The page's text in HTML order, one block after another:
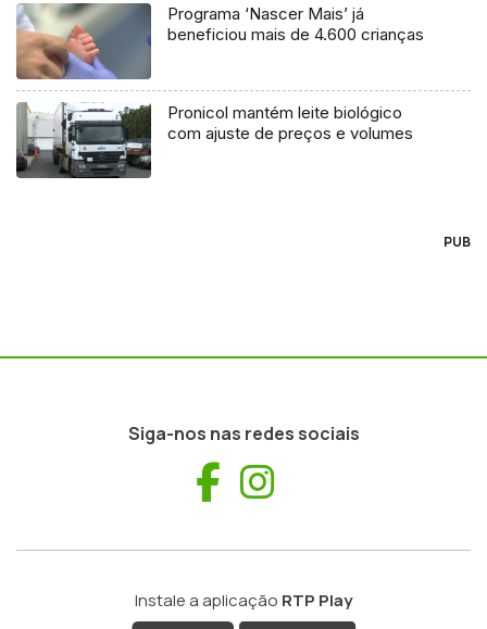
Programa ‘Nascer Mais’ já
beneficiou mais de 4.600 crianças
Pronicol mantém leite biológico
com ajuste de preços e volumes
PUB
Siga-nos nas redes sociais
Facebook
Instale a aplicação RTP Play